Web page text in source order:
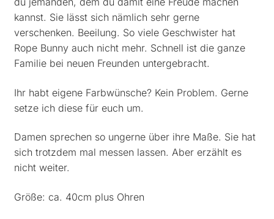
kannst. Sie lässt sich nämlich sehr gerne
verschenken. Beeilung. So viele Geschwister hat
Rope Bunny auch nicht mehr. Schnell ist die ganze
Familie bei neuen Freunden untergebracht.
Ihr habt eigene Farbwünsche? Kein Problem. Gerne
setze ich diese für euch um.
Damen sprechen so ungerne über ihre Maße. Sie hat
sich trotzdem mal messen lassen. Aber erzählt es
nicht weiter.
Größe: ca. 40cm plus Ohren